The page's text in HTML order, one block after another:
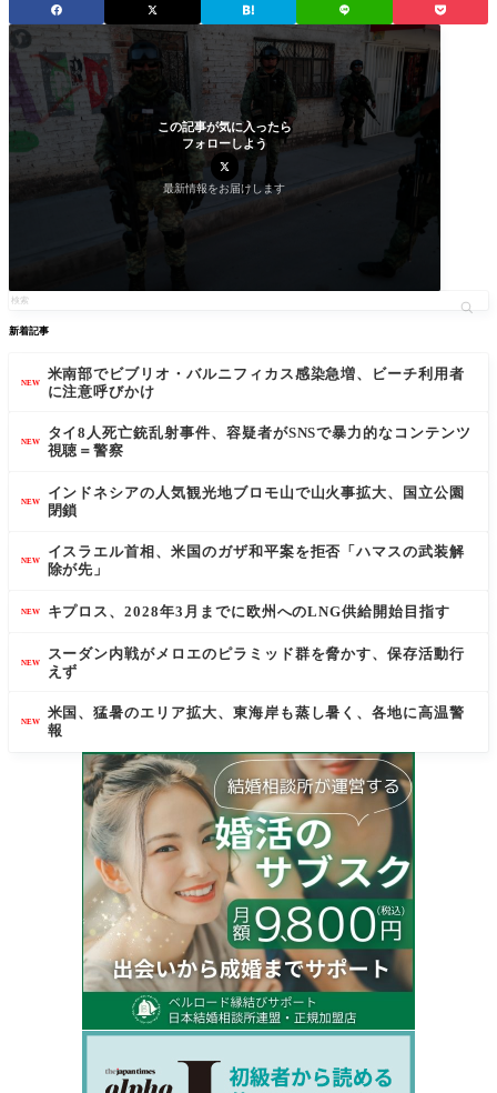
この記事が気に入ったら
フォローしよう
最新情報をお届けします
新着記事
NEW
米南部でビブリオ・バルニフィカス感染急増、ビーチ利用者
に注意呼びかけ
NEW
タイ8人死亡銃乱射事件、容疑者がSNSで暴力的なコンテンツ
視聴＝警察
NEW
インドネシアの人気観光地ブロモ山で山火事拡大、国立公園
閉鎖
NEW
イスラエル首相、米国のガザ和平案を拒否「ハマスの武装解
除が先」
NEW キプロス、2028年3月までに欧州へのLNG供給開始目指す
NEW
スーダン内戦がメロエのピラミッド群を脅かす、保存活動行
えず
NEW
米国、猛暑のエリア拡大、東海岸も蒸し暑く、各地に高温警
報